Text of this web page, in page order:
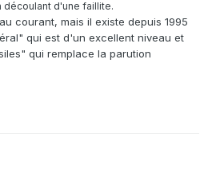
découlant d'une faillite.
courant, mais il existe depuis 1995
qui est d'un excellent niveau et
qui remplace la parution